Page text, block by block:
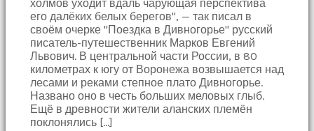
arkadaş
sonu
birbirlerine
teşekkür
ederek
bunu
tekrar
yapmak
холмов уходит вдаль чарующая перспектива
его далёких белых берегов", — так писал в
своём очерке "Поездка в Дивногорье" русский
писатель-путешественник Марков Евгений
Львович. В центральной части России, в 80
километрах к югу от Воронежа возвышается над
лесами и реками степное плато Дивногорье.
Названо оно в честь больших меловых глыб.
Ещё в древности жители аланских племён
поклонялись […]